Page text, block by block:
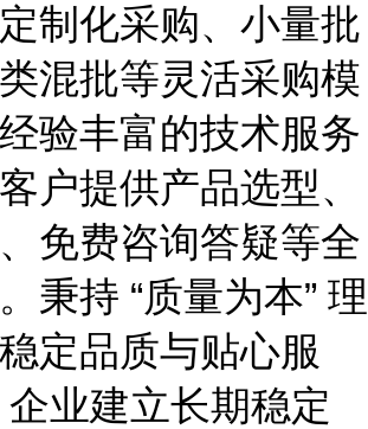
制化采购、小量批
混批等灵活采购模
验丰富的技术服务
户提供产品选型、
免费咨询答疑等全
秉持 “质量为本” 理
定品质与贴心服
业建立长期稳定